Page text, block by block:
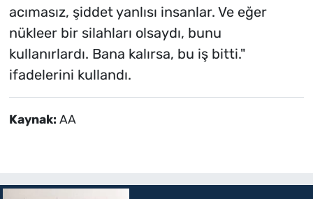
acımasız, şiddet yanlısı insanlar. Ve eğer
nükleer bir silahları olsaydı, bunu
kullanırlardı. Bana kalırsa, bu iş bitti."
ifadelerini kullandı.
Kaynak: AA